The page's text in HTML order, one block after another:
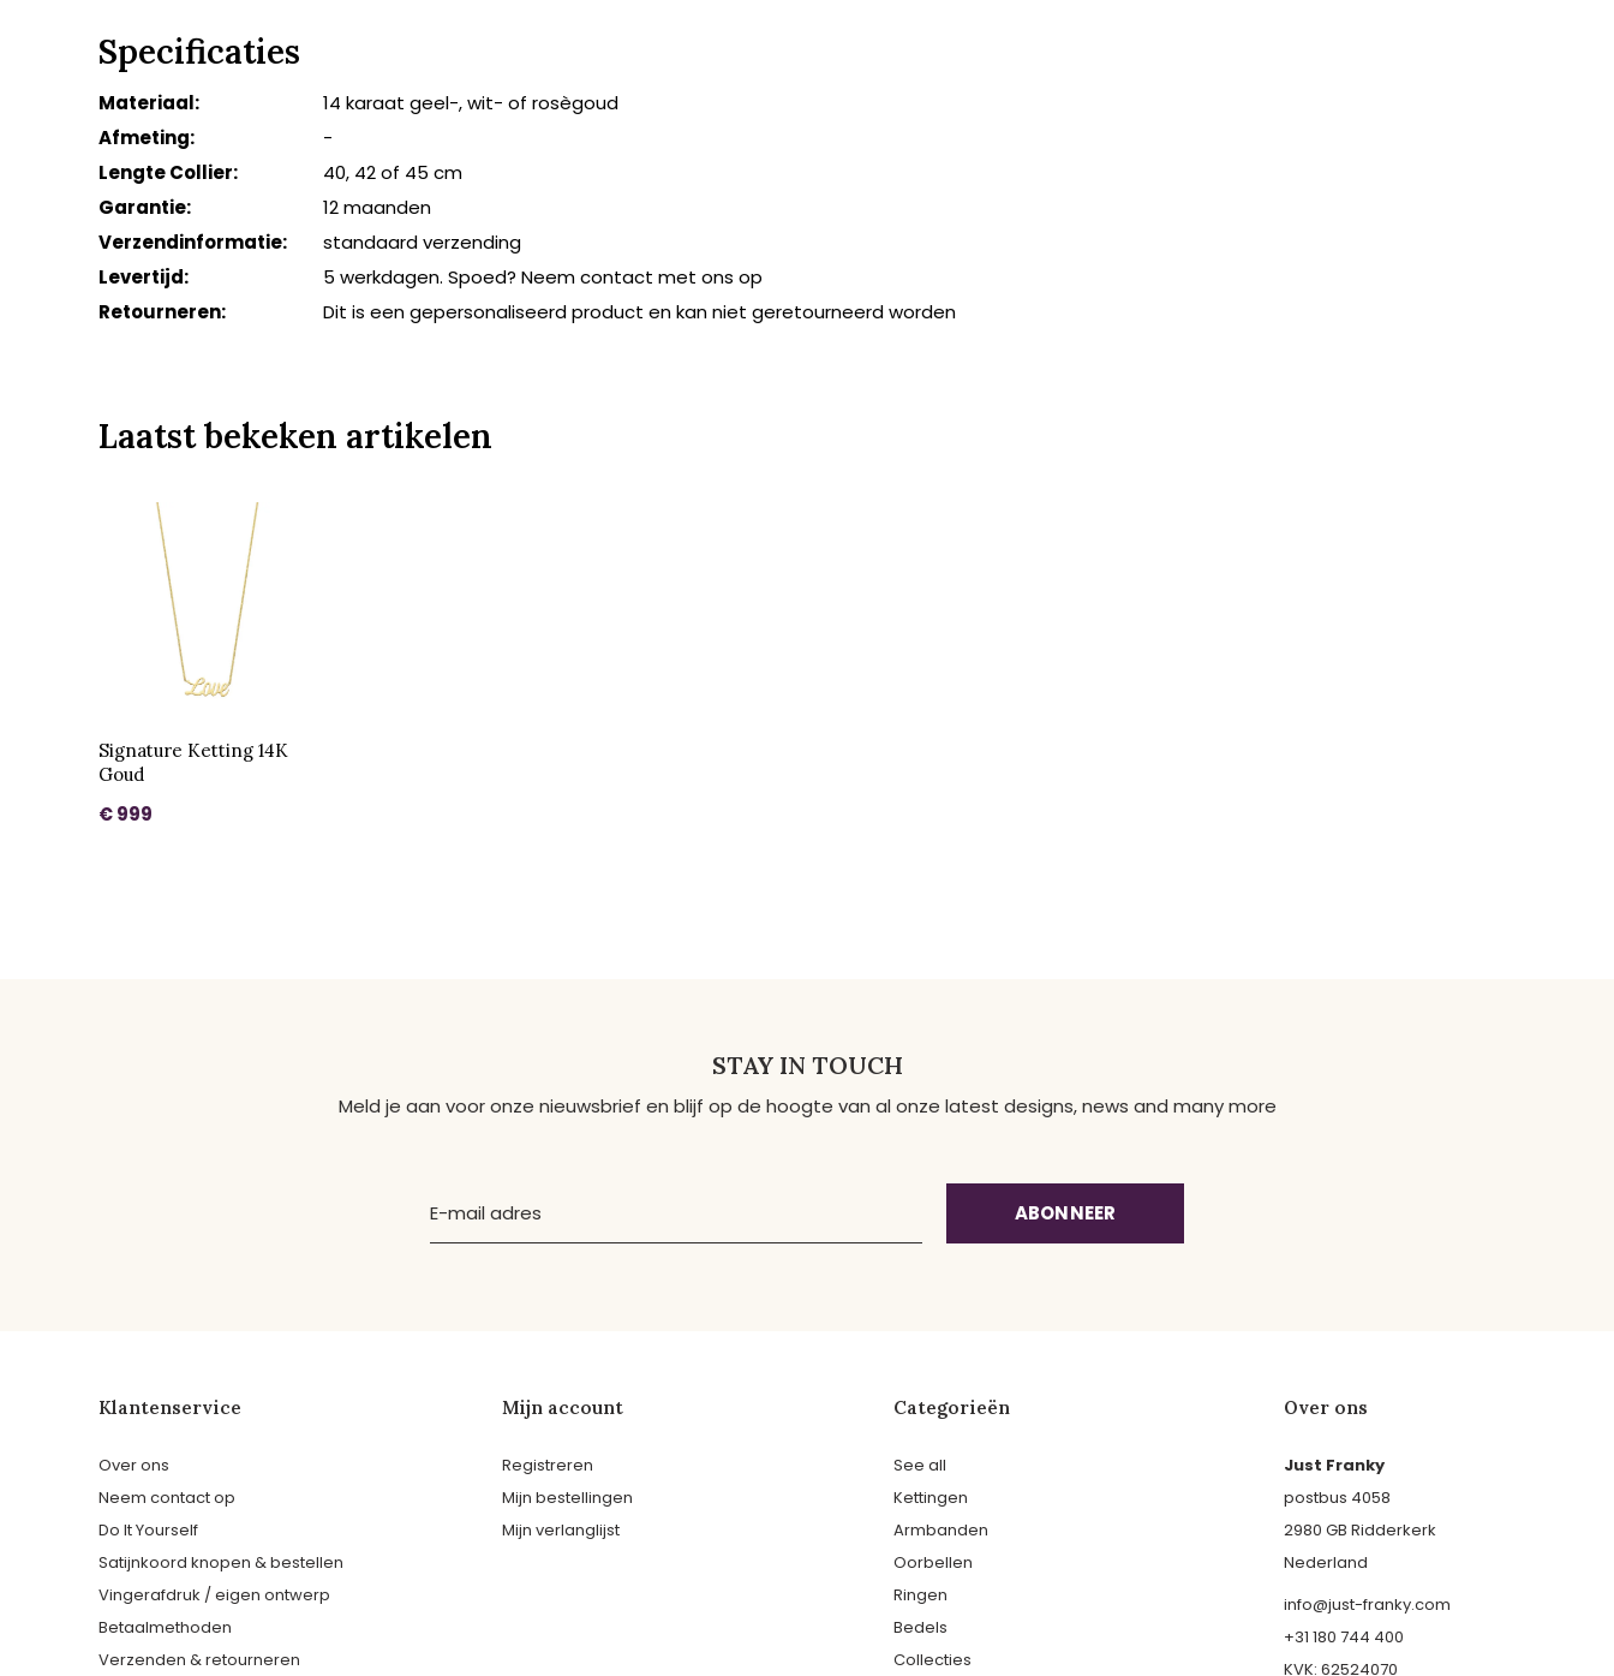
Specificaties
Materiaal:
14 karaat geel-, wit- of rosègoud
Afmeting:
-
Lengte Collier:
40, 42 of 45 cm
Garantie:
12 maanden
Verzendinformatie:
standaard verzending
Levertijd:
5 werkdagen. Spoed? Neem contact met ons op
Retourneren:
Dit is een gepersonaliseerd product en kan niet geretourneerd worden
Laatst bekeken artikelen
Signature Ketting 14K
Goud
€ 999
STAY IN TOUCH
Meld je aan voor onze nieuwsbrief en blijf op de hoogte van al onze latest designs, news and many more
ABONNEER
Klantenservice
Over ons
Neem contact op
Do It Yourself
Satijnkoord knopen & bestellen
Vingerafdruk / eigen ontwerp
Betaalmethoden
Verzenden & retourneren
Mijn account
Registreren
Mijn bestellingen
Mijn verlanglijst
Categorieën
See all
Kettingen
Armbanden
Oorbellen
Ringen
Bedels
Collecties
Over ons
Just Franky
postbus 4058
2980 GB Ridderkerk
Nederland
info@just-franky.com
+31 180 744 400
KVK: 62524070